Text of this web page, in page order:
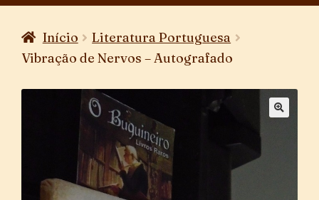
CATEGORIAS
EXPANDIR
MENU
Início
Literatura Portuguesa
Vibração de Nervos – Autografado